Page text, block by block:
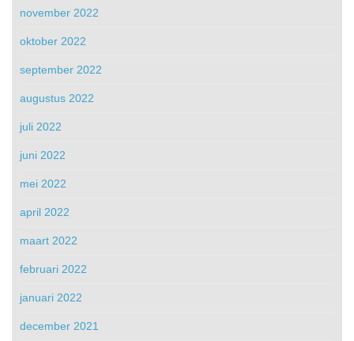
november 2022
oktober 2022
september 2022
augustus 2022
juli 2022
juni 2022
mei 2022
april 2022
maart 2022
februari 2022
januari 2022
december 2021